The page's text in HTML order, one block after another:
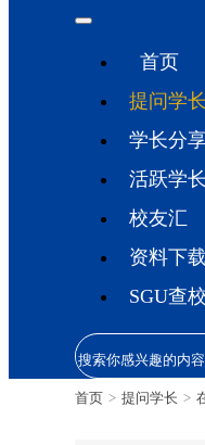
首页
提问学长
学长分
活跃学长
校友汇
资料下载
SGU查校
首页 > 提问学长 >